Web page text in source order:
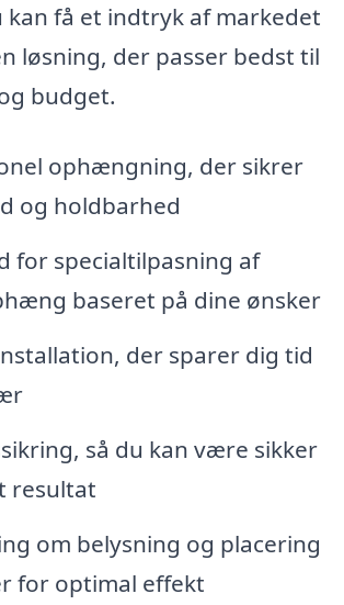
kan få et indtryk af markedet
løsning, der passer bedst til
budget.
ophængning, der sikrer
og holdbarhed
for specialtilpasning af
baseret på dine ønsker
der sparer dig tid
så du kan være sikker
resultat
om belysning og placering
for optimal effekt